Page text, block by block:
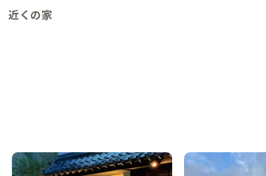
近くの家
高山A邸 高山D邸